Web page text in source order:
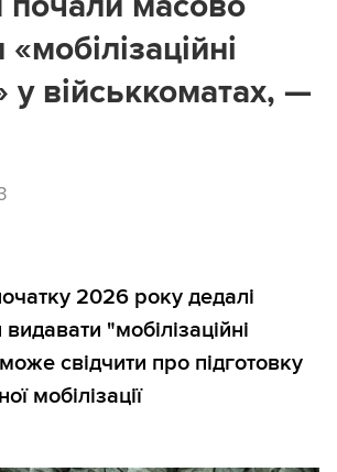
у військкоматах, —
2026 року дедалі
"мобілізаційні
свідчити про підготовку
мобілізації